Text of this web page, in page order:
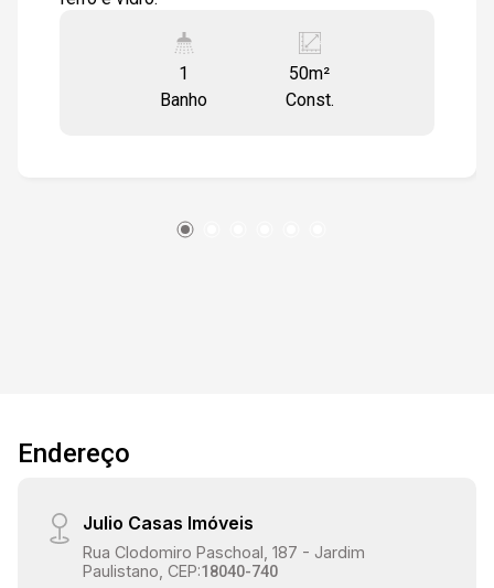
1
Banho
50m²
Const.
Endereço
Julio Casas Imóveis
Rua Clodomiro Paschoal, 187 - Jardim
Paulistano, CEP:18040-740